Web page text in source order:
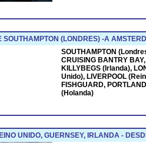
SOUTHAMPTON (LONDRES) -A
SOUTHAMPTON
CRUISING BANTRY
KILLYBEGS (Irlanda),
Unido), LIVERPOOL
FISHGUARD,
(Holanda)
UNIDO, GUERNSEY, IRLANDA -